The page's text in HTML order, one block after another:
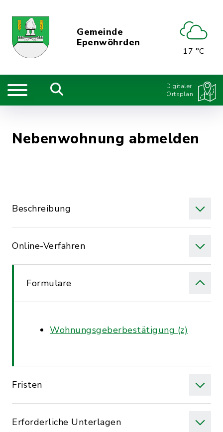
Gemeinde
Epenwöhrden
17 °C
Digitaler
Ortsplan
Nebenwohnung abmelden
Beschreibung
Online-Verfahren
Formulare
Wohnungsgeberbestätigung (z)
Fristen
Erforderliche Unterlagen